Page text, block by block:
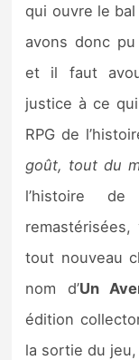
qui ouvre le
avons donc
et il faut
justice à ce
RPG de
goût, tout du
l’histoire
tout nouveau
nom d’Un
édition
la sortie du jeu,